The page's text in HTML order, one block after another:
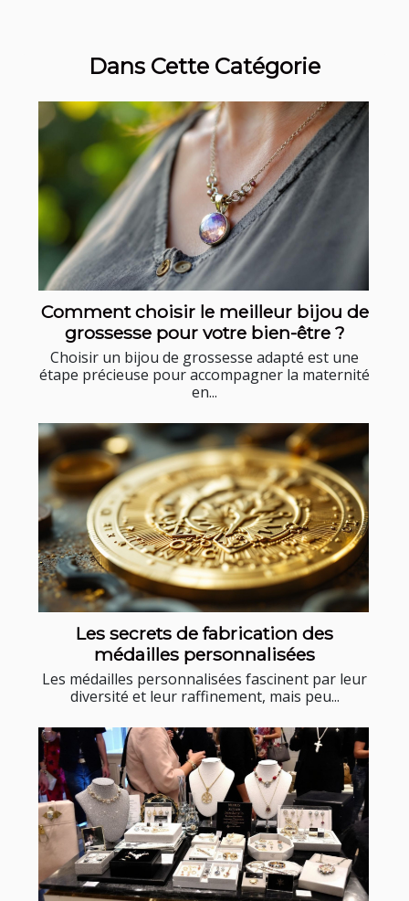
Dans Cette Catégorie
Comment choisir le meilleur bijou de
grossesse pour votre bien-être ?
Choisir un bijou de grossesse adapté est une
étape précieuse pour accompagner la maternité
en...
Les secrets de fabrication des
médailles personnalisées
Les médailles personnalisées fascinent par leur
diversité et leur raffinement, mais peu...